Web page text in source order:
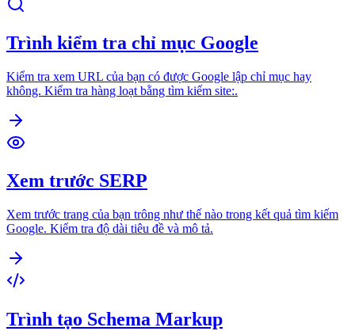
Trình kiểm tra chỉ mục Google
Kiểm tra xem URL của bạn có được Google lập chỉ mục hay
không. Kiểm tra hàng loạt bằng tìm kiếm site:.
Xem trước SERP
Xem trước trang của bạn trông như thế nào trong kết quả tìm kiếm
Google. Kiểm tra độ dài tiêu đề và mô tả.
Trình tạo Schema Markup